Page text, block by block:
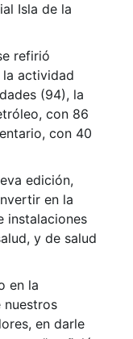
Isla de la
refirió
actividad
(94), la
con 86
con 40
edición,
en la
instalaciones
y de salud
en la
nuestros
en darle